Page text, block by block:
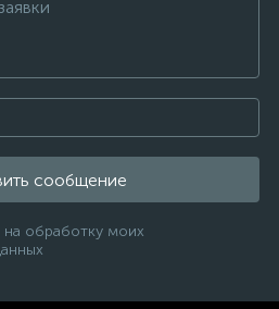
сообщение
обработку моих